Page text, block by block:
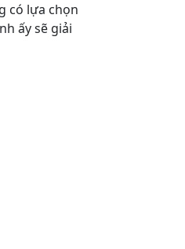
có lựa chọn
ấy sẽ giải